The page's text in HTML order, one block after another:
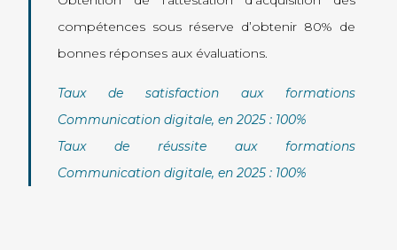
compétences sous réserve d’obtenir 80% de
bonnes réponses aux évaluations.
Taux de satisfaction aux formations
Communication digitale, en 2025 : 100%
Taux de réussite aux formations
Communication digitale, en 2025 : 100%